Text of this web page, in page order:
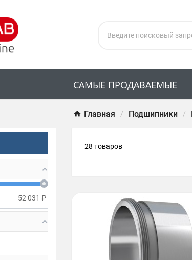
САМЫЕ ПРОДАВАЕМЫЕ
Главная Подшипники
52 031 ₽
28 товаров